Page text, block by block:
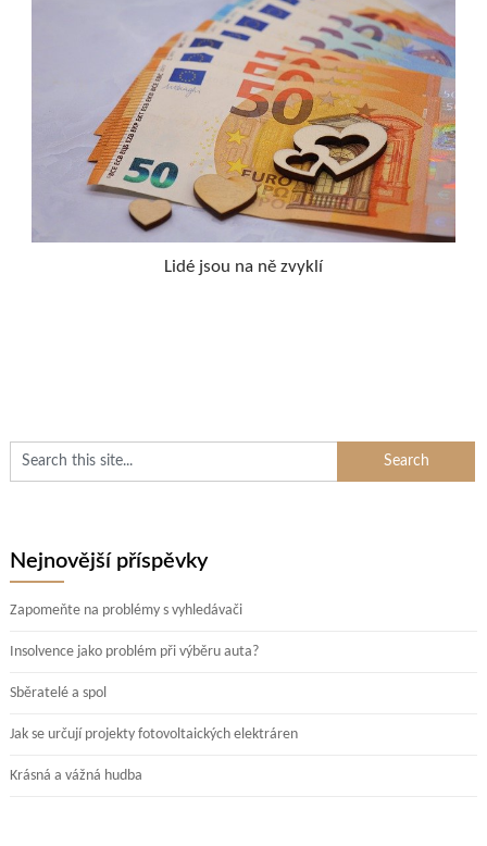
Lidé jsou na ně zvyklí
Nejnovější příspěvky
Zapomeňte na problémy s vyhledávači
Insolvence jako problém při výběru auta?
Sběratelé a spol
Jak se určují projekty fotovoltaických elektráren
Krásná a vážná hudba